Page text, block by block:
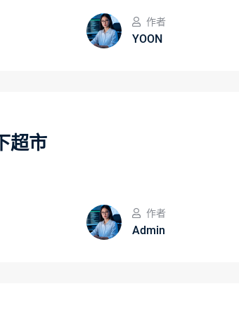
作者
YOON
超市
作者
Admin